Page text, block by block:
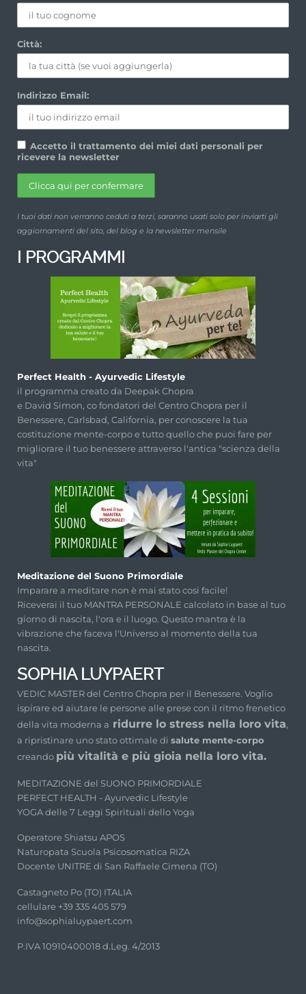
Città:
Indirizzo Email:
Accetto il trattamento dei miei dati personali per
ricevere la newsletter
I tuoi dati non verranno ceduti a terzi, saranno usati solo per inviarti gli
aggiornamenti del sito, del blog e la newsletter mensile
I PROGRAMMI
Perfect Health - Ayurvedic Lifestyle
il programma creato da Deepak Chopra
e David Simon, co fondatori del Centro Chopra per il
Benessere, Carlsbad, California, per conoscere la tua
costituzione mente-corpo e tutto quello che puoi fare per
migliorare il tuo benessere attraverso l'antica "scienza della
vita"
Meditazione del Suono Primordiale
Imparare a meditare non è mai stato cosi facile!
Riceverai il tuo MANTRA PERSONALE calcolato in base al tuo
giorno di nascita, l'ora e il luogo. Questo mantra è la
vibrazione che faceva l'Universo al momento della tua
nascita.
SOPHIA LUYPAERT
VEDIC MASTER del Centro Chopra per il Benessere. Voglio
ispirare ed aiutare le persone alle prese con il ritmo frenetico
della vita moderna a ridurre lo stress nella loro vita,
a ripristinare uno stato ottimale di salute mente-corpo
creando più vitalità e più gioia nella loro vita.
MEDITAZIONE del SUONO PRIMORDIALE
PERFECT HEALTH - Ayurvedic Lifestyle
YOGA delle 7 Leggi Spirituali dello Yoga
Operatore Shiatsu APOS
Naturopata Scuola Psicosomatica RIZA
Docente UNITRE di San Raffaele Cimena (TO)
Castagneto Po (TO) ITALIA
cellulare +39 335 405 579
info@sophialuypaert.com
P.IVA 10910400018 d.Leg. 4/2013